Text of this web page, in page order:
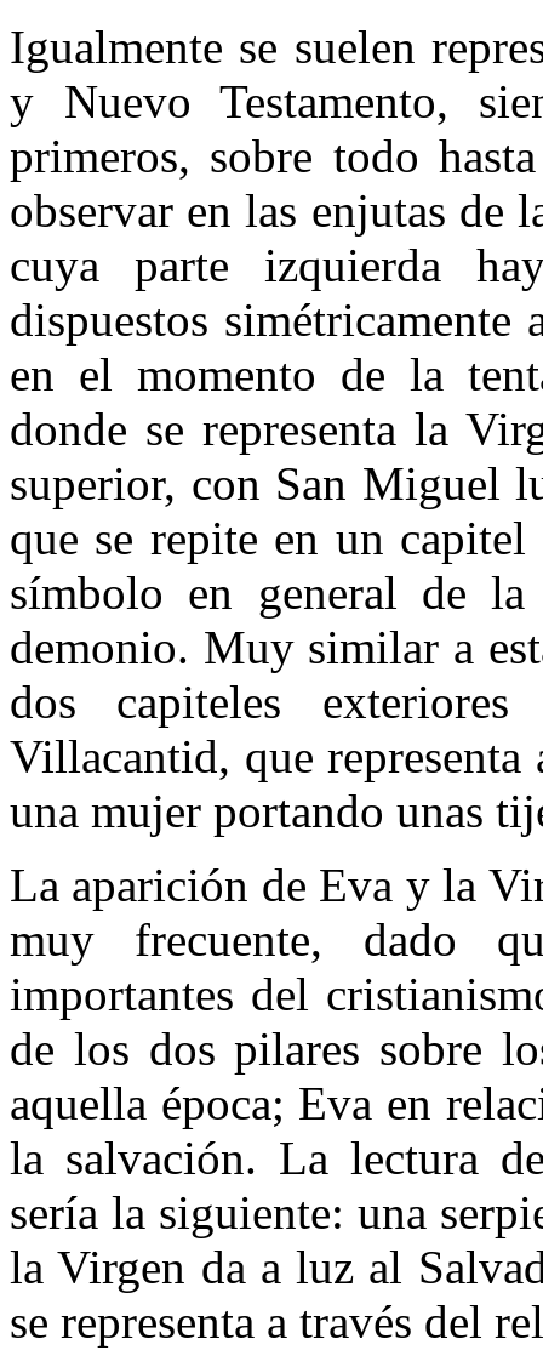
Igualmente se suelen
y Nuevo Testamento,
primeros, sobre todo
observar en las enjutas de
cuya parte izquierda
dispuestos
en el momento de la
donde se representa la
superior, con San Miguel
que se repite en un
símbolo en general de
demonio. Muy similar a
dos capiteles
Villacantid, que
una mujer portando unas
La aparición de Eva y la
muy frecuente, dado
importantes del
de los dos pilares sobre
aquella época; Eva en
la salvación. La lectura
sería la siguiente: una
la Virgen da a luz al
se representa a través del